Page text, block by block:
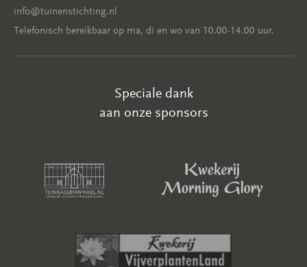
info@tuinenstichting.nl
Telefonisch bereikbaar op ma, di en wo van 10.00-14.00 uur.
Speciale dank
aan onze sponsors